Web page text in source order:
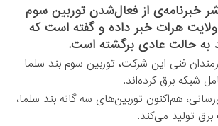
خبرنامه‌ی از فعال‌شدن توربین سوم
هرات خبر داده و گفته است که
به حالت عادی برگشته است.
فنی این شرکت، توربین سوم بند سلما
شبکه برق کرده‌اند.
هم‌اکنون توربین‌های سه گانه بند سلما،